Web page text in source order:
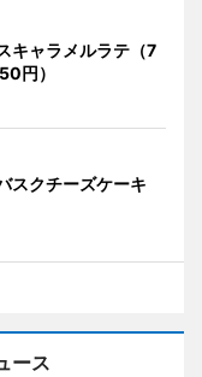
キャラメルラテ（7
円）
スクチーズケーキ
ース